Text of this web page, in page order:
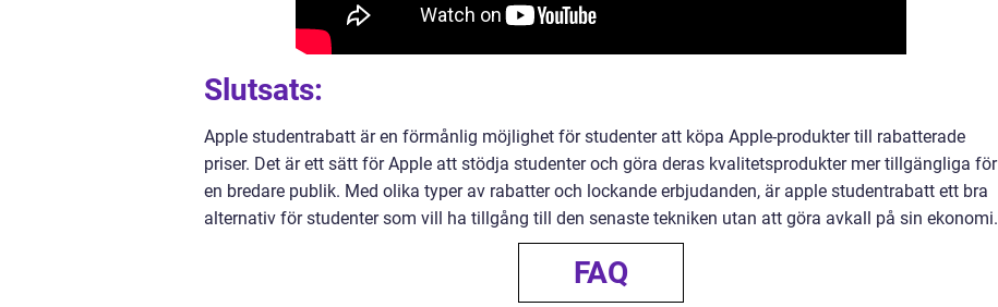
Slutsats:
Apple studentrabatt är en förmånlig möjlighet för studenter att köpa Apple-produkter till rabatterade
priser. Det är ett sätt för Apple att stödja studenter och göra deras kvalitetsprodukter mer tillgängliga för
en bredare publik. Med olika typer av rabatter och lockande erbjudanden, är apple studentrabatt ett bra
alternativ för studenter som vill ha tillgång till den senaste tekniken utan att göra avkall på sin ekonomi.
FAQ